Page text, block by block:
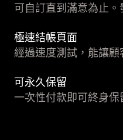
可自訂直到滿意為止。
極速結帳頁面
經過速度測試，能讓顧
可永久保留
一次性付款即可終身保